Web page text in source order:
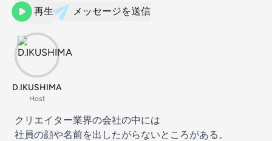
再生 メッセージを送信
D.IKUSHIMA
Host
クリエイター業界の会社の中には
社員の顔や名前を出したがらないところがある。